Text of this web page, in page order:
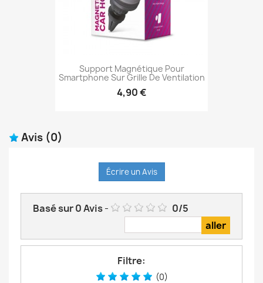
Support Magnétique Pour
Smartphone Sur Grille De Ventilation
4,90 €
Avis (0)
Écrire un Avis
Basé sur0Avis- 0/5
Filtre:
(0)